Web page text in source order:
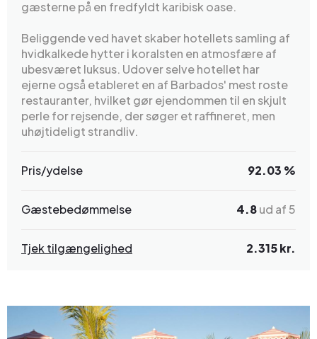
gæsterne på en fredfyldt karibisk oase.
Beliggende ved havet skaber hotellets samling af
hvidkalkede hytter i koralsten en atmosfære af
ubesværet luksus. Udover selve hotellet har
ejerne også etableret en af Barbados' mest roste
restauranter, hvilket gør ejendommen til en skjult
perle for rejsende, der søger et raffineret, men
uhøjtideligt strandliv.
Pris/ydelse 92.03 %
Gæstebedømmelse 4.8ud af 5
Tjek tilgængelighed 2.315 kr.